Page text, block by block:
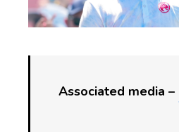
Associated media –